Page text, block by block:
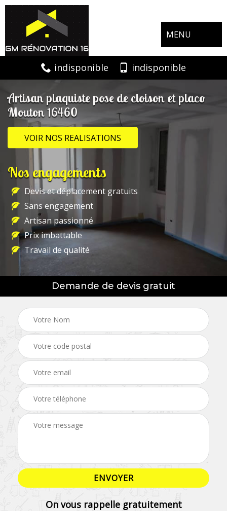
MENU
indisponible indisponible
Artisan plaquiste pose de cloison et placo
Mouton 16460
VOIR NOS REALISATIONS
Nos engagements
Devis et déplacement gratuits
Sans engagement
Artisan passionné
Prix imbattable
Travail de qualité
Demande de devis gratuit
On vous rappelle gratuitement